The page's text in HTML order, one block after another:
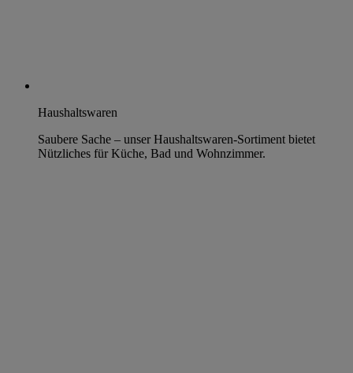
Haushaltswaren
Saubere Sache – unser Haushaltswaren-Sortiment bietet
Nützliches für Küche, Bad und Wohnzimmer.